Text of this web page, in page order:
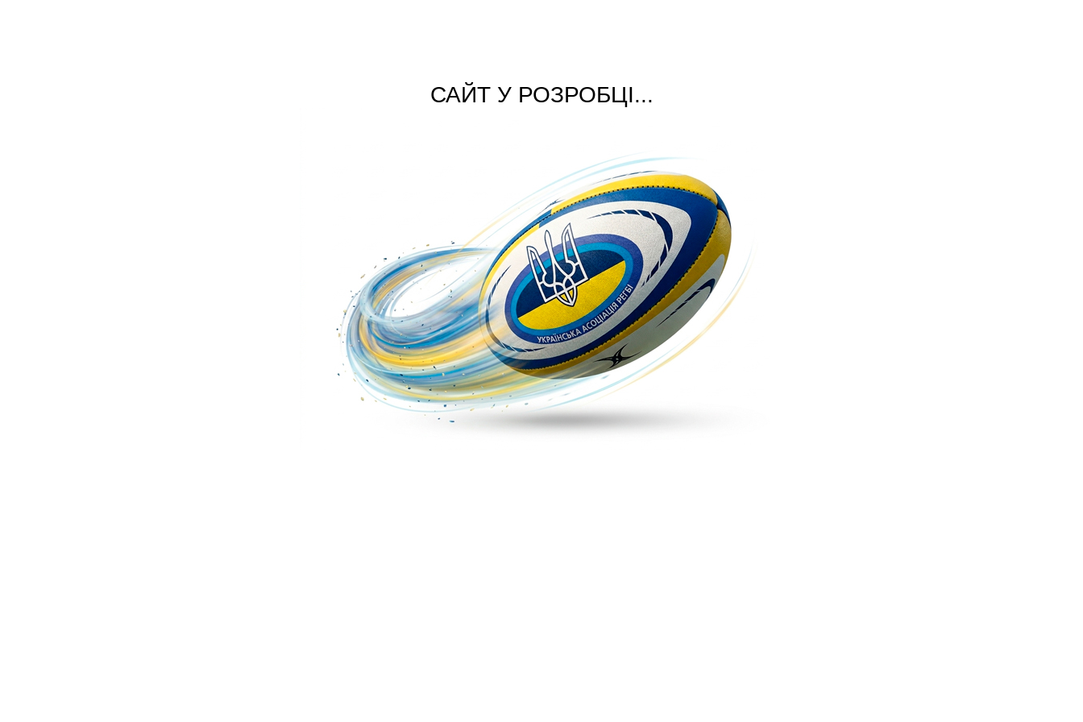
САЙТ У РОЗРОБЦІ...